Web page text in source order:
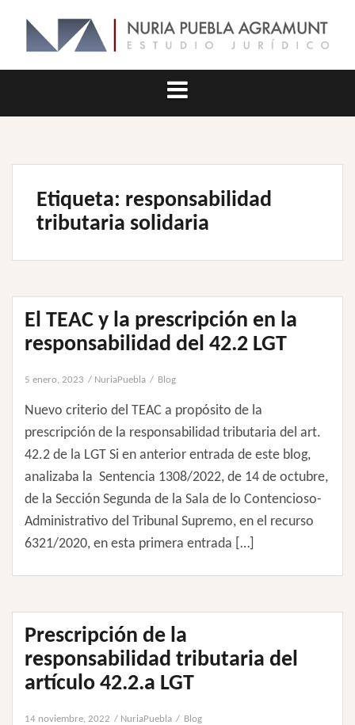
contenido
Etiqueta: responsabilidad
tributaria solidaria
El TEAC y la prescripción en la
responsabilidad del 42.2 LGT
5 enero, 2023 NuriaPuebla Blog
Nuevo criterio del TEAC a propósito de la
prescripción de la responsabilidad tributaria del art.
42.2 de la LGT Si en anterior entrada de este blog,
analizaba la Sentencia 1308/2022, de 14 de octubre,
de la Sección Segunda de la Sala de lo Contencioso-
Administrativo del Tribunal Supremo, en el recurso
6321/2020, en esta primera entrada […]
Prescripción de la
responsabilidad tributaria del
artículo 42.2.a LGT
14 noviembre, 2022 NuriaPuebla Blog